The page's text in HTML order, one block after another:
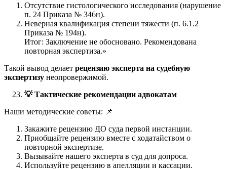
Отсутствие гистологического исследования (нарушение
п. 24 Приказа № 346н).
Неверная квалификация степени тяжести (п. 6.1.2
Приказа № 194н).
Итог: Заключение не обосновано. Рекомендована
повторная экспертиза.»
Такой вывод делает рецензию эксперта на судебную
экспертизу неопровержимой.
💡Тактические рекомендации адвокатам
Наши методические советы: 📌
Закажите рецензию ДО суда первой инстанции.
Приобщайте рецензию вместе с ходатайством о
повторной экспертизе.
Вызывайте нашего эксперта в суд для допроса.
Используйте рецензию в апелляции и кассации.